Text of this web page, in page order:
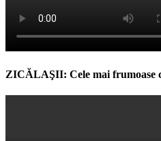
ZICĂLAŞII: Cele mai frumoase